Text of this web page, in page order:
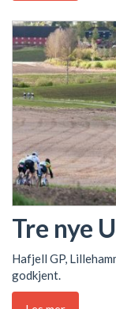
Tre nye
Hafjell GP,
godkjent.